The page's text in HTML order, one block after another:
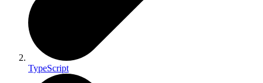
TypeScript